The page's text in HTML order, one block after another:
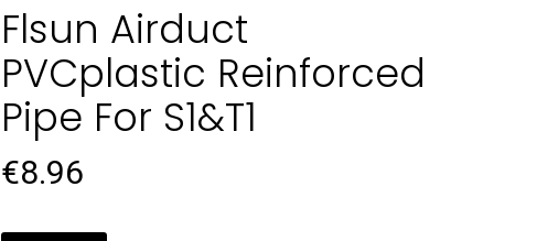
Flsun Airduct
PVCplastic Reinforced
Pipe For S1&T1
€8.96